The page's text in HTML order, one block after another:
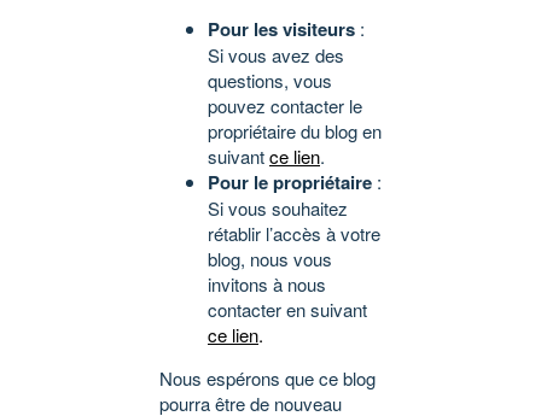
Pour les visiteurs :
Si vous avez des
questions, vous
pouvez contacter le
propriétaire du blog en
suivantce lien.
Pour le propriétaire :
Si vous souhaitez
rétablir l’accès à votre
blog, nous vous
invitons à nous
contacter en suivant
ce lien.
Nous espérons que ce blog
pourra être de nouveau